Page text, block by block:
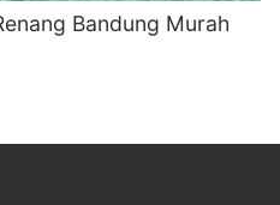
Bandung Murah